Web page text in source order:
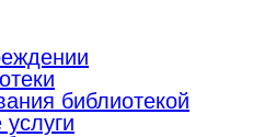
библиотекой